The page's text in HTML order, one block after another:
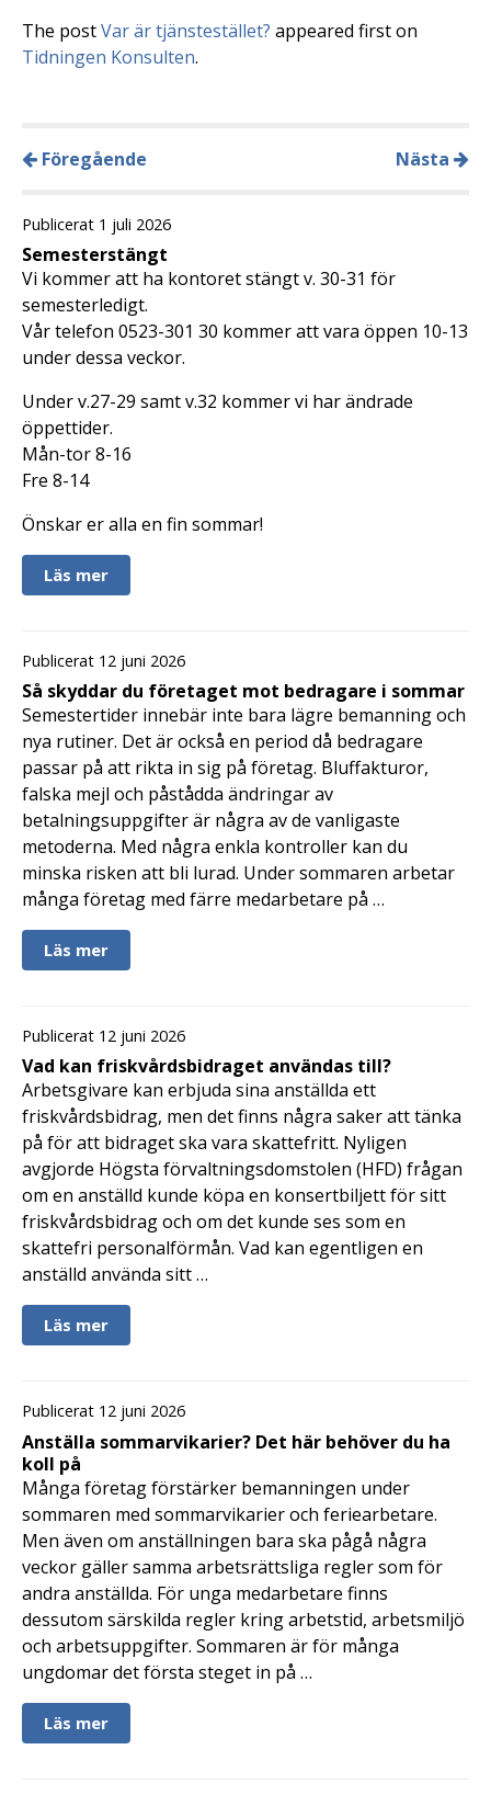
The postVar är tjänstestället? appeared first on
Tidningen Konsulten.
Föregående Nästa
Publicerat 1 juli 2026
Semesterstängt
Vi kommer att ha kontoret stängt v. 30-31 för
semesterledigt.
Vår telefon 0523-301 30 kommer att vara öppen 10-13
under dessa veckor.
Under v.27-29 samt v.32 kommer vi har ändrade
öppettider.
Mån-tor 8-16
Fre 8-14
Önskar er alla en fin sommar!
Läs mer
Publicerat 12 juni 2026
Så skyddar du företaget mot bedragare i sommar
Semestertider innebär inte bara lägre bemanning och
nya rutiner. Det är också en period då bedragare
passar på att rikta in sig på företag. Bluffakturor,
falska mejl och påstådda ändringar av
betalningsuppgifter är några av de vanligaste
metoderna. Med några enkla kontroller kan du
minska risken att bli lurad. Under sommaren arbetar
många företag med färre medarbetare på …
Läs mer
Publicerat 12 juni 2026
Vad kan friskvårdsbidraget användas till?
Arbetsgivare kan erbjuda sina anställda ett
friskvårdsbidrag, men det finns några saker att tänka
på för att bidraget ska vara skattefritt. Nyligen
avgjorde Högsta förvaltningsdomstolen (HFD) frågan
om en anställd kunde köpa en konsertbiljett för sitt
friskvårdsbidrag och om det kunde ses som en
skattefri personalförmån. Vad kan egentligen en
anställd använda sitt …
Läs mer
Publicerat 12 juni 2026
Anställa sommarvikarier? Det här behöver du ha
koll på
Många företag förstärker bemanningen under
sommaren med sommarvikarier och feriearbetare.
Men även om anställningen bara ska pågå några
veckor gäller samma arbetsrättsliga regler som för
andra anställda. För unga medarbetare finns
dessutom särskilda regler kring arbetstid, arbetsmiljö
och arbetsuppgifter. Sommaren är för många
ungdomar det första steget in på …
Läs mer